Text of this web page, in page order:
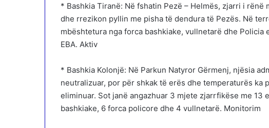
* Bashkia Tiranë: Në fshatin Pezë – Helmës, zjarri i rënë
dhe rrezikon pyllin me pisha të dendura të Pezës. Në
mbështetura nga forca bashkiake, vullnetarë dhe
EBA. Aktiv
* Bashkia Kolonjë: Në Parkun Natyror Gërmenj, njësia
neutralizuar, por për shkak të erës dhe temperaturës ka
eliminuar. Sot janë angazhuar 3 mjete zjarrfikëse me 13
bashkiake, 6 forca policore dhe 4 vullnetarë. Monitorim